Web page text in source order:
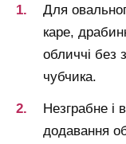
Для
каре,
обличчі без
чубчика.
Незграбне і
додавання